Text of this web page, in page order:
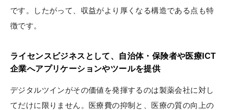
です。したがって、収益がより厚くなる構造である点も特
徴です。
ライセンスビジネスとして、自治体・保険者や医療ICT
企業へアプリケーションやツールを提供
デジタルツインがその価値を発揮するのは製薬会社に対し
てだけに限りません。医療費の抑制と、医療の質の向上の